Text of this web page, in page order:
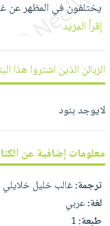
بالأسنان
الحمية
والتغذية
المائدة
أدوات
مبيعاً
العودة
للمدارس
اكسسوارات
كتب
اكسسوارات
منزلية
اكسسوارات
ملابس
مطرزات
حقائب
مجاني
بنود
مختارة
اشتراكات
كل
الاشتراكات
صندوق
القراءة
iKitab
بلا
حدود
متقدم
وفرات
عن
يختلفون في المظهر عن
إقرأ المزيد
الزبائن الذين اشتروا هذا
لايوجد بنود
معلومات إضافية عن
ترجمة:غالب خليل خلايلي
لغة:عربي
طبعة:1